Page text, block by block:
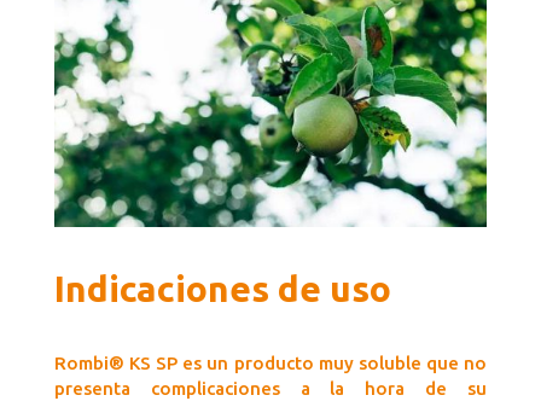
Indicaciones de uso
Rombi® KS SP es un producto muy soluble que no
presenta complicaciones a la hora de su